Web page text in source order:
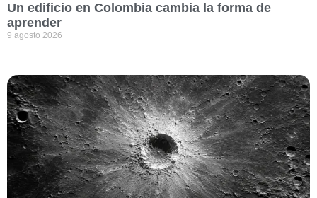
Un edificio en Colombia cambia la forma de
aprender
9 agosto 2026